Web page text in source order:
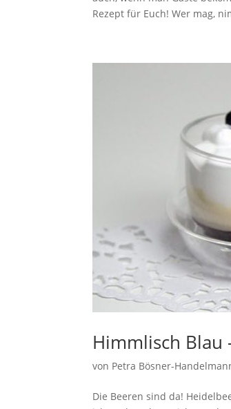
Rezept für Euch! Wer mag,
Himmlisch Blau
von Petra Bösner-
Die Beeren sind da!